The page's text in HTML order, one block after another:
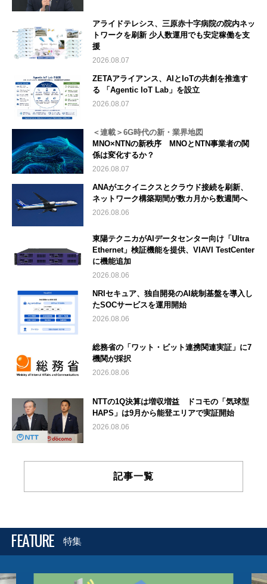
アライドテレシス、三原赤十字病院の院内ネッ
トワークを刷新 少人数運用でも安定稼働を支
援
2026.08.07
ZETAアライアンス、AIとIoTの共創を推進す
る 「Agentic IoT Lab」を設立
2026.08.07
＜連載＞6G時代の新・業界地図
MNO×NTNの新秩序 MNOとNTN事業者の関
係は変化するか？
2026.08.07
ANAがエクイニクスとクラウド接続を刷新、
ネットワーク構築期間が数カ月から数週間へ
2026.08.06
東陽テクニカがAIデータセンター向け「Ultra
Ethernet」検証機能を提供、VIAVI TestCenter
に機能追加
2026.08.06
NRIセキュア、独自開発のAI統制基盤を導入し
たSOCサービスを運用開始
2026.08.06
総務省の「ワット・ビット連携関連実証」に7
機関が採択
2026.08.06
NTTの1Q決算は増収増益 ドコモの「気球型
HAPS」は9月から能登エリアで実証開始
2026.08.06
記事一覧
FEATURE 特集